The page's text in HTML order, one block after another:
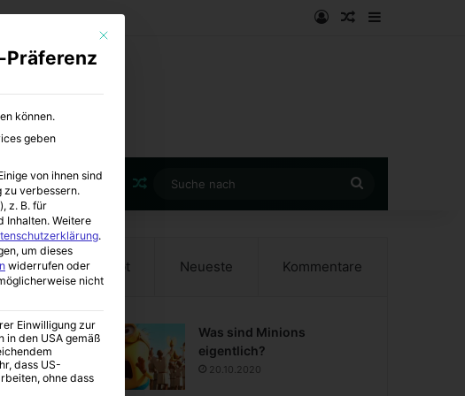
AnmeldenZufälliger
Zufälliger Artikel
nach
Beliebt Neueste Kommentare
Was sind Minions
eigentlich?
20.10.2020
Mit diesem Button wird der Dialog geschlossen. Seine Funktionalität ist
Präferenz
können.
geben
von ihnen sind
zu verbessern.
z. B. für
Inhalten. Weitere
.
um dieses
widerrufen oder
nicht
Einwilligung zur
in den USA gemäß
dass US-
ohne dass